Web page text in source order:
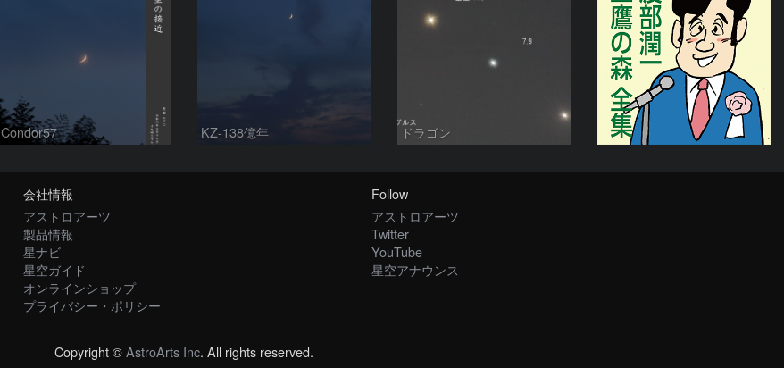
Condor57 KZ-138億年 ドラゴン
会社情報
アストロアーツ
製品情報
星ナビ
星空ガイド
オンラインショップ
プライバシー・ポリシー
Follow
アストロアーツ
Twitter
YouTube
星空アナウンス
Copyright ©AstroArts Inc. All rights reserved.